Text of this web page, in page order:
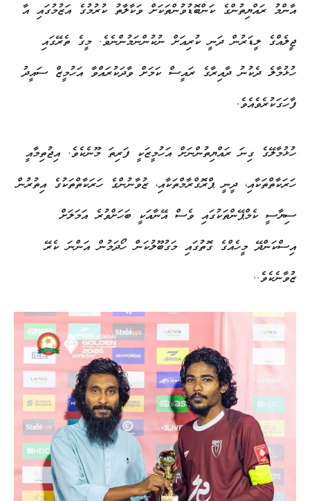
އާންމު ރައްޔިތުންގެ ކަންބޮޑުވުންތަކަށް ވަކާލާތު ކުރުމުގެ އަޒުމުގައި އާ
ޖީލެއްގެ ލީޑަރުން ދަނީ ކުރިއަށް ނުކުންނަމުންނެވެ. މީގެ ތެރޭގައި
ހުޅުމާލެ ދެކުނު ދާއިރާގެ ރައީސް ކަމަށް ވާދަކުރައްވާ އަހުމީޒް ސައީދު
ފާހަގަކުރެވެއެވެ.
ހުޅުމާލޭގެ ގިނަ ރައްޔިތުންނަށް އަހުމީޒަކީ ފަރިތަ މޫނެކެވެ. އިޖުތިމާއީ
ހަރަކާތްތަކާއި، ދީނީ ޕްރޮގްރާމްތަކާއި، ޒުވާނުންގެ ހަރަކާތްތަކުގެ އިތުރުން
ސިޔާސީ ކެމްޕޭންތަކުގައި ވެސް އޭނާއަކީ ބަހަށްވުރެ އަމަލަށް
އިސްކަންދޭ މީހެއްގެ ގޮތުގައި މަގުބޫލުކަން ހޯދަމުން އަންނަ ކެރޭ
ޒުވާނެކެވެ..